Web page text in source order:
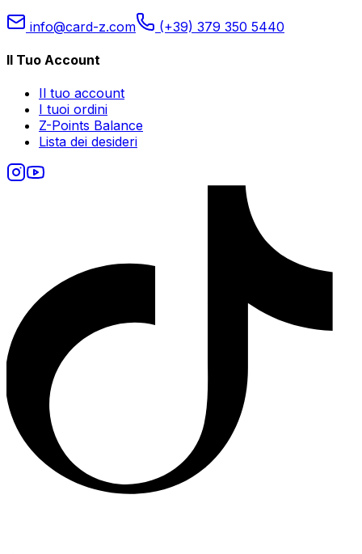
info@card-z.com (+39) 379 350 5440
Il Tuo Account
Il tuo account
I tuoi ordini
Z-Points Balance
Lista dei desideri